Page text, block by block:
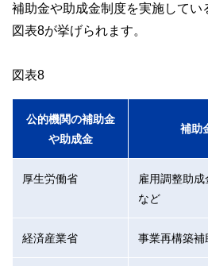
補助金や助成金制度を実施してい
図表8が挙げられます。
図表8
公的機関の補助金
や助成金
補助
厚生労働省
雇用調整助
など
経済産業省 事業再構築補